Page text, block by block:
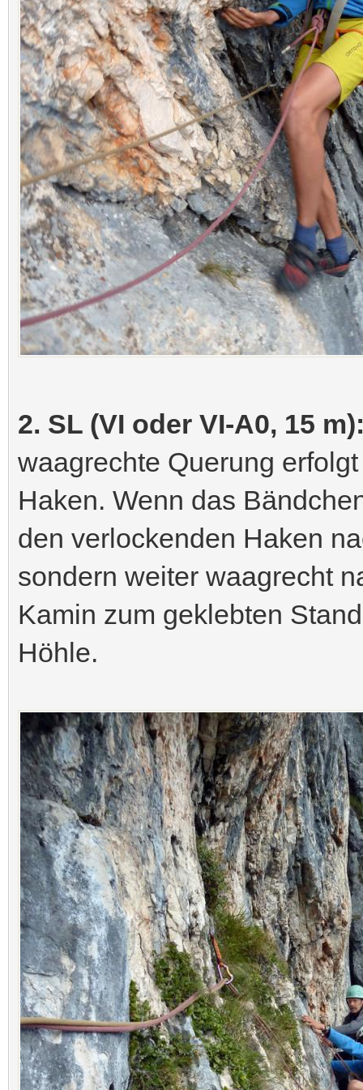
2. SL (VI oder VI-A0, 15
waagrechte Querung
Haken. Wenn das
den verlockenden Haken
sondern weiter waagrecht
Kamin zum geklebten
Höhle.